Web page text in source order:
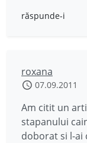
răspunde-i
roxana
07.09.2011
Am citit un
stapanului
doborat si l-ai